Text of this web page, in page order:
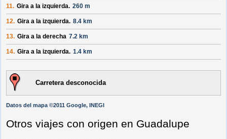
11. Gira a la izquierda. 260 m
12. Gira a la izquierda. 8.4 km
13. Gira a la derecha 7.2 km
14. Gira a la izquierda. 1.4 km
Carretera desconocida
Datos del mapa ©2011 Google, INEGI
Otros viajes con origen en Guadalupe